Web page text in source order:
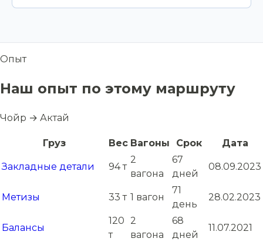
Опыт
Наш опыт по этому маршруту
Чойр → Актай
Груз Вес Вагоны Срок Дата
Закладные детали 94 т
2
вагона
67
дней
08.09.2023
Метизы 33 т 1 вагон
71
день
28.02.2023
Балансы
120
т
2
вагона
68
дней
11.07.2021